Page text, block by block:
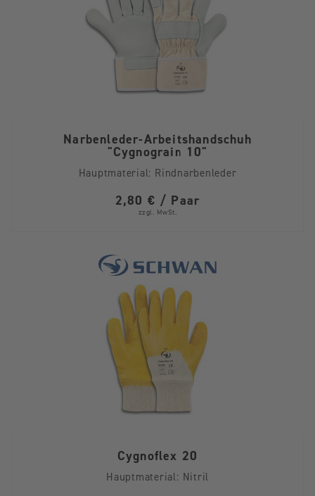
Narbenleder-Arbeitshandschuh
"Cygnograin 10"
Hauptmaterial: Rindnarbenleder
2,80 € / Paar
zzgl. MwSt.
Cygnoflex 20
Hauptmaterial: Nitril